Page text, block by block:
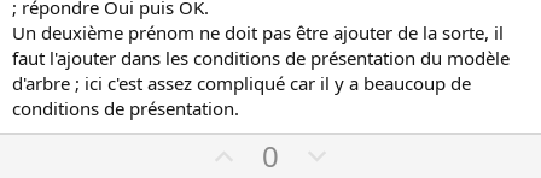
; répondre Oui puis OK.
Un deuxième prénom ne doit pas être ajouter de la sorte, il
faut l'ajouter dans les conditions de présentation du modèle
d'arbre ; ici c'est assez compliqué car il y a beaucoup de
conditions de présentation.
U0